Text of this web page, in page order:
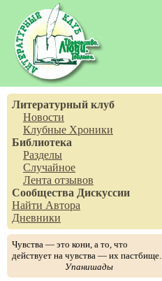
Литературный клуб
Новости
Клубные Хроники
Библиотека
Разделы
Случайное
Лента отзывов
Сообщества Дискуссии
Найти Автора
Дневники
Чувства — это кони, а то, что
действует на чувства — их пастбище.
Упанишады